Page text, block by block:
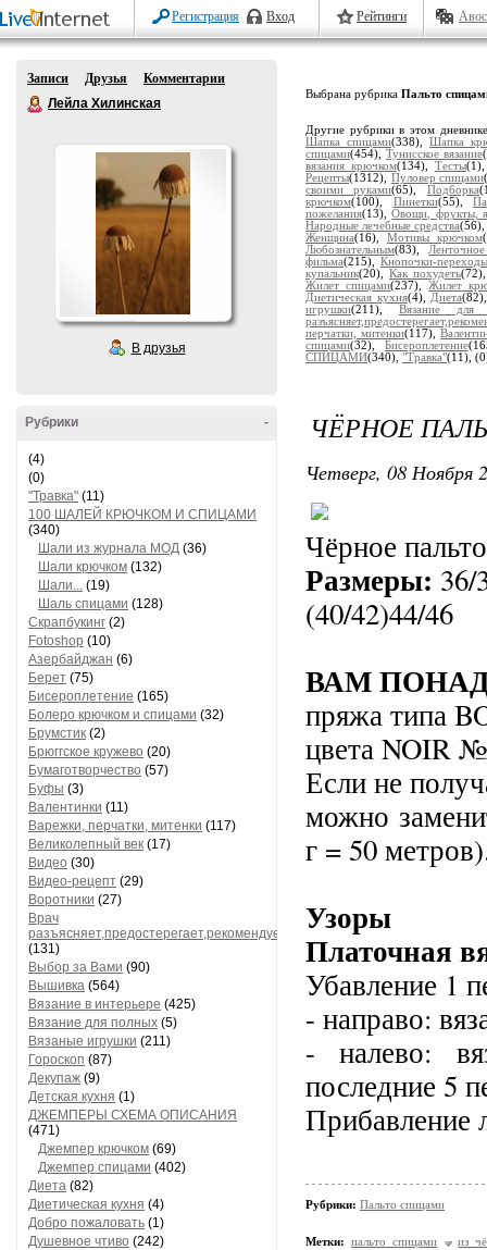
Регистрация Вход Рейтинги
Записи Друзья
Комментарии
Лейла Хилинская
В друзья
-
Рубрики
(4)
(0)
"Травка" (11)
100 ШАЛЕЙ КРЮЧКОМ И СПИЦАМИ
(340)
Шали из журнала МОД (36)
Шали крючком (132)
Шали... (19)
Шаль спицами (128)
Cкрапбукинг (2)
Fotoshop (10)
Азербайджан (6)
Берет (75)
Бисероплетение (165)
Болеро крючком и спицами (32)
Брумстик (2)
Брюггское кружево (20)
Бумаготворчество (57)
Буфы (3)
Валентинки (11)
Варежки, перчатки, митенки (117)
Великолепный век (17)
Видео (30)
Видео-рецепт (29)
Воротники (27)
Врач
разъясняет,предостерегает,рекомендует
(131)
Выбор за Вами (90)
Вышивка (564)
Вязание в интерьере (425)
Вязание для полных (5)
Вязаные игрушки (211)
Гороскоп (87)
Декупаж (9)
Детская кухня (1)
ДЖЕМПЕРЫ СХЕМА ОПИСАНИЯ
(471)
Джемпер крючком (69)
Джемпер спицами (402)
Диета (82)
Диетическая кухня (4)
Добро пожаловать (1)
Душевное чтиво (242)
Выбрана рубрика Пальто
Другие рубрики в этом
Шапка спицами(338),Шапка
спицами(454),Тунисское вязание
вязания крючком(134), Тесты
Рецепты(1312), Пуловер спицами
своими руками(65), Подборка
крючком(100), Пинетки(55),
пожелания(13),Овощи, фрукты,
Народные лечебные средства
Женщина(16), Мотивы крючком
Любознательным(83),
фильма(215), Кнопочки-переходы
купальник(20), Как похудеть
Жилет спицами(237),Жилет
Диетическая кухня(4), Диета
игрушки(211),Вязание для
перчатки, митенки(117),
спицами(32), Бисероплетение
СПИЦАМИ(340), "Травка"(11),
ЧЁРНОЕ
Четверг, 08 Ноября
Чёрное пальто
Размеры: 36/
(40/42)44/46
ВАМ
пряжа типа
цвета NOIR
Если не
можно
г = 50
Узоры
Платочная
Убавление 1
- направо:
- налево:
последние 5
Прибавление
Рубрики: Пальто спицами
Метки: пальто спицами
из